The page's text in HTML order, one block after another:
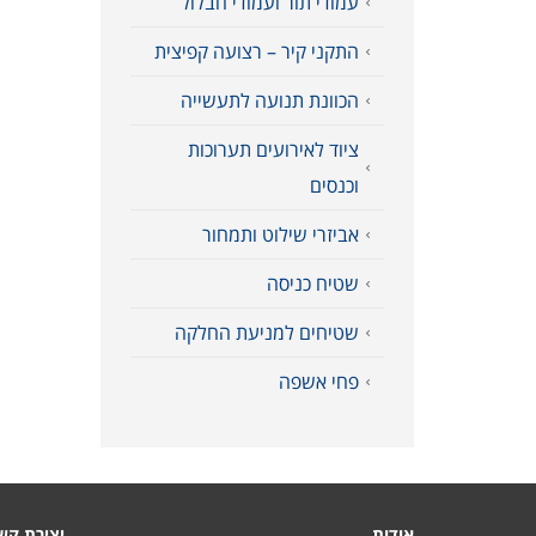
התקני קיר – רצועה קפיצית
הכוונת תנועה לתעשייה
ציוד לאירועים תערוכות
וכנסים
אביזרי שילוט ותמחור
שטיח כניסה
שטיחים למניעת החלקה
פחי אשפה